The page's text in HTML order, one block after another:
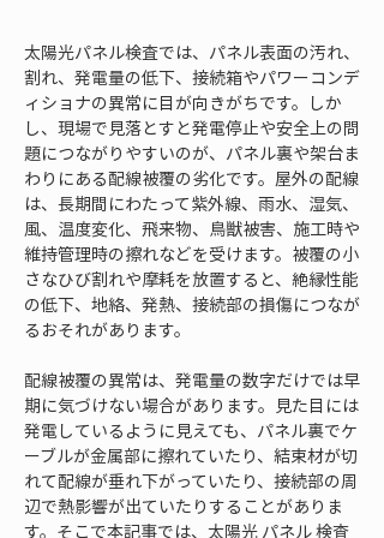
太陽光パネル検査では、パネル表面の汚れ、
割れ、発電量の低下、接続箱やパワーコンデ
ィショナの異常に目が向きがちです。しか
し、現場で見落とすと発電停止や安全上の問
題につながりやすいのが、パネル裏や架台ま
わりにある配線被覆の劣化です。屋外の配線
は、長期間にわたって紫外線、雨水、湿気、
風、温度変化、飛来物、鳥獣被害、施工時や
維持管理時の擦れなどを受けます。被覆の小
さなひび割れや摩耗を放置すると、絶縁性能
の低下、地絡、発熱、接続部の損傷につなが
るおそれがあります。
配線被覆の異常は、発電量の数字だけでは早
期に気づけない場合があります。見た目には
発電しているように見えても、パネル裏でケ
ーブルが金属部に擦れていたり、結束材が切
れて配線が垂れ下がっていたり、接続部の周
辺で熱影響が出ていたりすることがありま
す。そこで本記事では、太陽光 パネル 検査